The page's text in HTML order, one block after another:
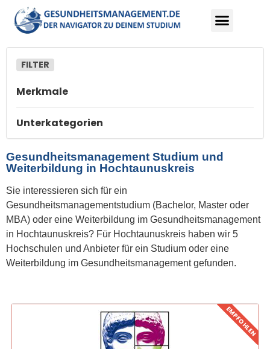
Merkmale
Unterkategorien
Gesundheitsmanagement Studium und
Weiterbildung in Hochtaunuskreis
Sie interessieren sich für ein
Gesundheitsmanagementstudium (Bachelor, Master oder
MBA) oder eine Weiterbildung im Gesundheitsmanagement
in Hochtaunuskreis? Für Hochtaunuskreis haben wir 5
Hochschulen und Anbieter für ein Studium oder eine
Weiterbildung im Gesundheitsmanagement gefunden.
EMPFOHLEN